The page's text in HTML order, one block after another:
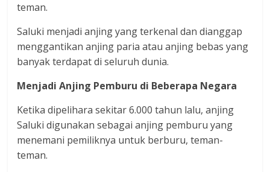
teman.
Saluki menjadi anjing yang terkenal dan dianggap
menggantikan anjing paria atau anjing bebas yang
banyak terdapat di seluruh dunia.
Menjadi Anjing Pemburu di Beberapa Negara
Ketika dipelihara sekitar 6.000 tahun lalu, anjing
Saluki digunakan sebagai anjing pemburu yang
menemani pemiliknya untuk berburu, teman-
teman.